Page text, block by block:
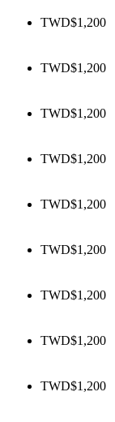
TWD$1,200
TWD$1,200
TWD$1,200
TWD$1,200
TWD$1,200
TWD$1,200
TWD$1,200
TWD$1,200
TWD$1,200